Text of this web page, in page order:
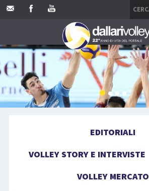
HOME
EDITORIALI
VOLLEY MERCATO
EDITORIALI
VOLLEY STORY E INTERVISTE
VOLLEY MERCATO